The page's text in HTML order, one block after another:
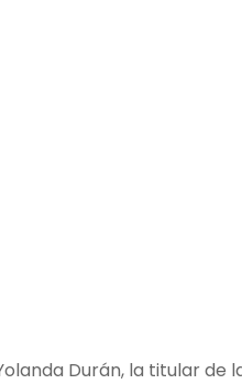
Durán, la titular de